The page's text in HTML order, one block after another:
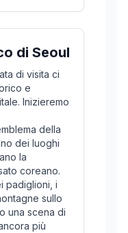
di Seoul
di visita ci
e
Inizieremo
della
dei luoghi
la
coreano.
padiglioni, i
sullo
una scena di
più